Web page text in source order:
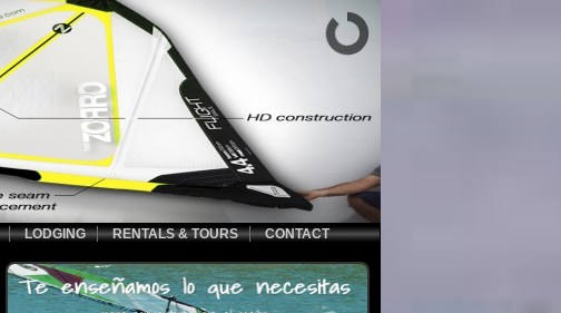
LODGING RENTALS & TOURS CONTACT